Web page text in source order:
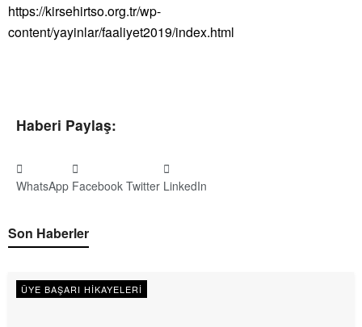
https://kirsehirtso.org.tr/wp-
content/yayinlar/faaliyet2019/index.html
Haberi Paylaş:
WhatsApp Facebook Twitter LinkedIn
Son Haberler
ÜYE BAŞARI HIKAYELERI